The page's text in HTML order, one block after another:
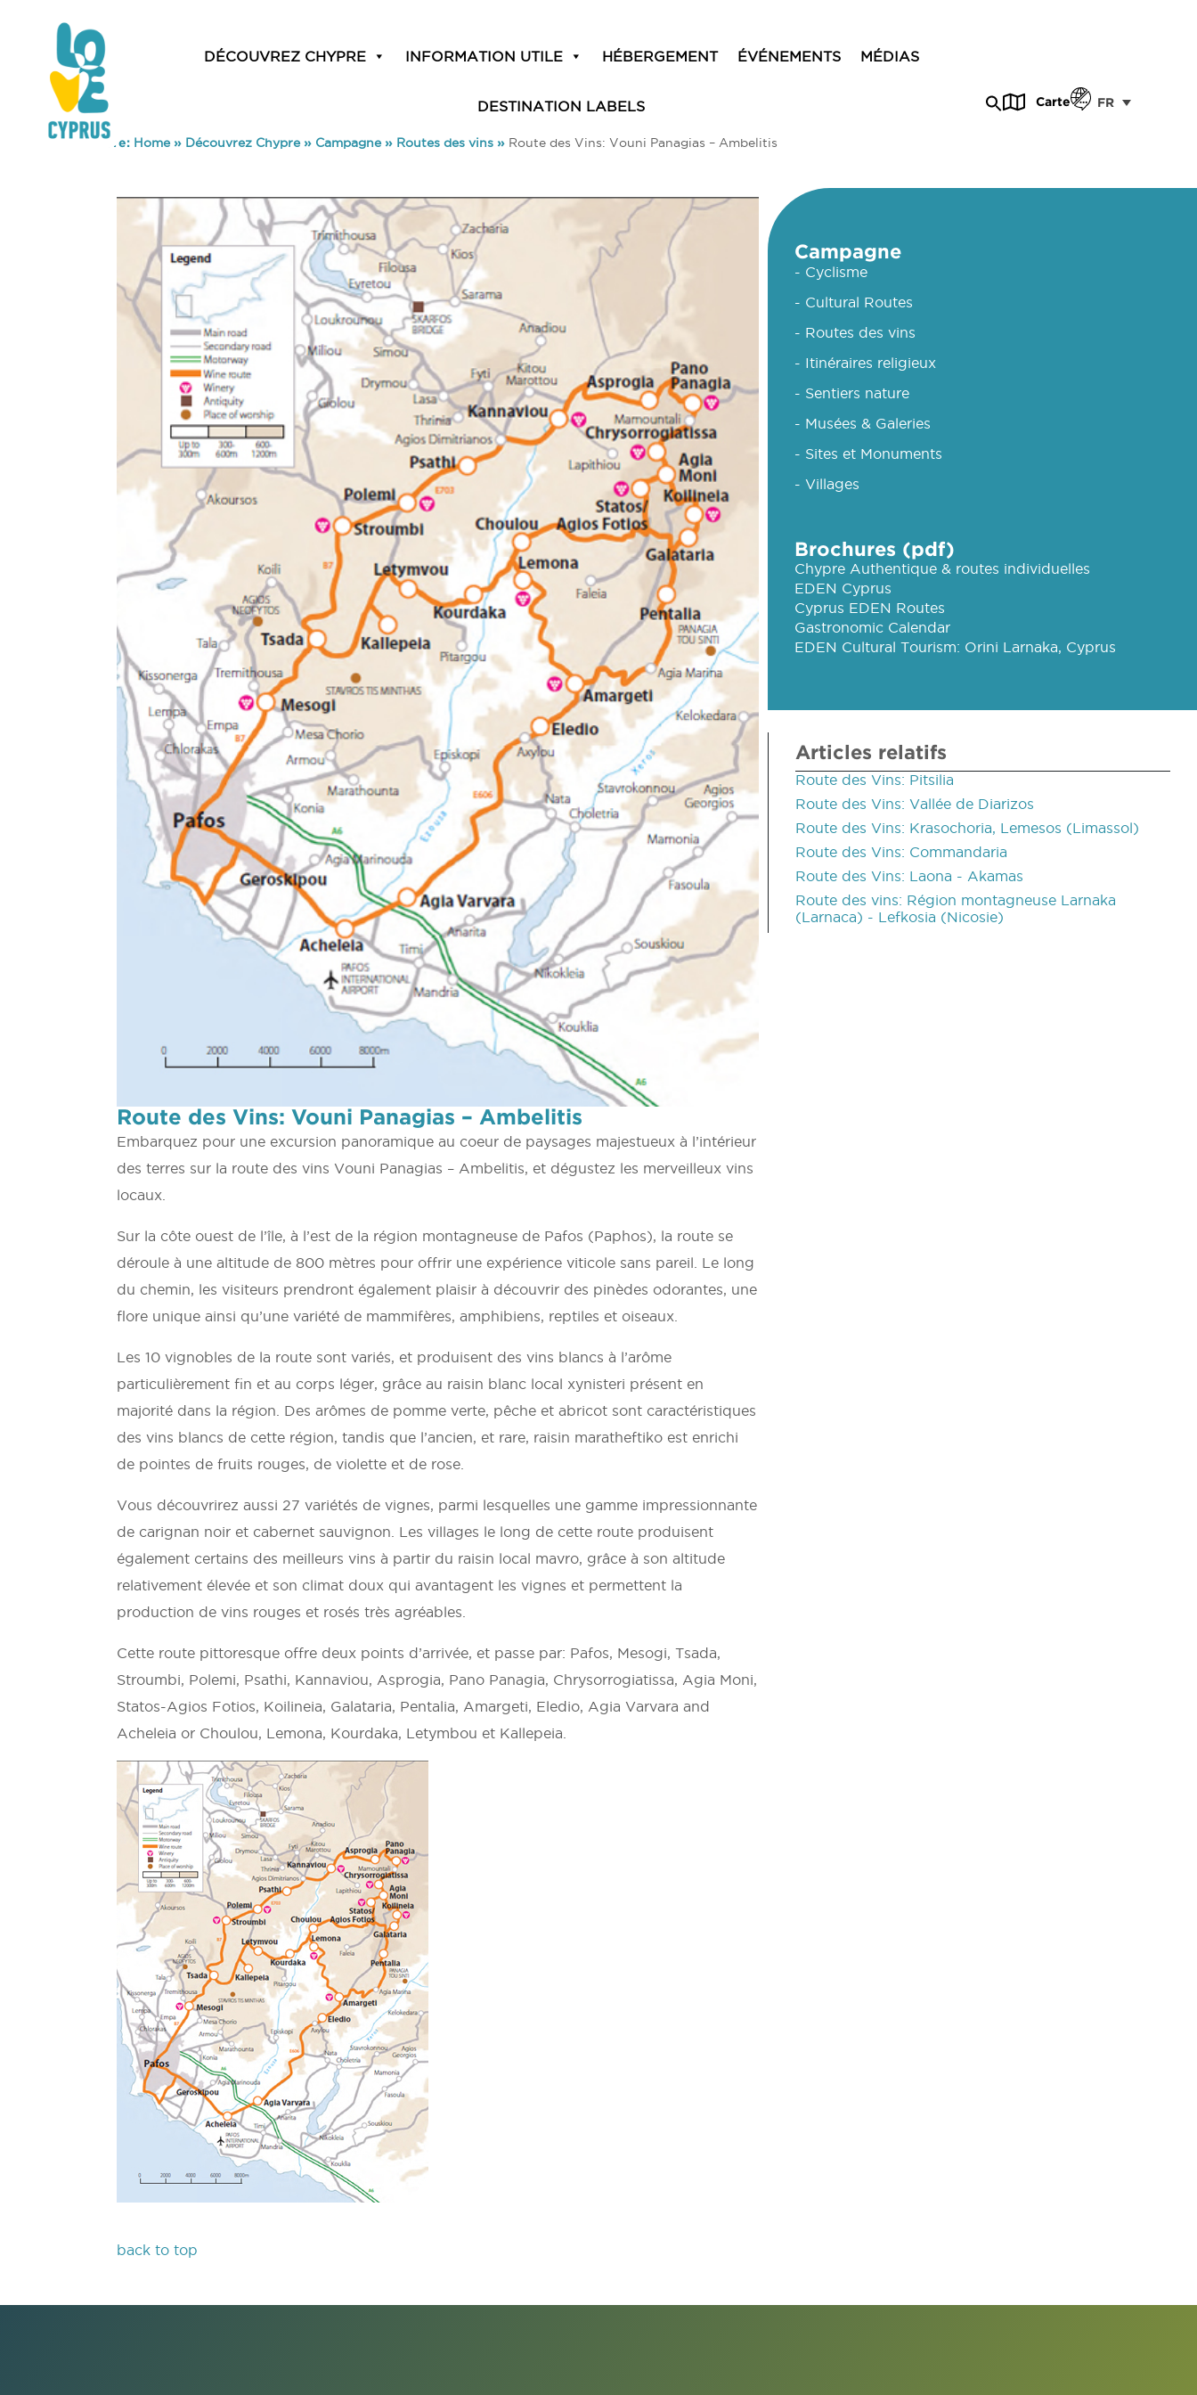
DÉCOUVREZ CHYPRE INFORMATION UTILE HÉBERGEMENT ÉVÉNEMENTS MÉDIAS
DESTINATION LABELS Carte FR
You are here: Home» Découvrez Chypre» Campagne» Routes des vins » Route des Vins: Vouni Panagias – Ambelitis
Route des Vins: Vouni Panagias – Ambelitis
Embarquez pour une excursion panoramique au coeur de paysages majestueux à l’intérieur
des terres sur la route des vins Vouni Panagias – Ambelitis, et dégustez les merveilleux vins
locaux.
Sur la côte ouest de l’île, à l’est de la région montagneuse de Pafos (Paphos), la route se
déroule à une altitude de 800 mètres pour offrir une expérience viticole sans pareil. Le long
du chemin, les visiteurs prendront également plaisir à découvrir des pinèdes odorantes, une
flore unique ainsi qu’une variété de mammifères, amphibiens, reptiles et oiseaux.
Les 10 vignobles de la route sont variés, et produisent des vins blancs à l’arôme
particulièrement fin et au corps léger, grâce au raisin blanc local xynisteri présent en
majorité dans la région. Des arômes de pomme verte, pêche et abricot sont caractéristiques
des vins blancs de cette région, tandis que l’ancien, et rare, raisin maratheftiko est enrichi
de pointes de fruits rouges, de violette et de rose.
Vous découvrirez aussi 27 variétés de vignes, parmi lesquelles une gamme impressionnante
de carignan noir et cabernet sauvignon. Les villages le long de cette route produisent
également certains des meilleurs vins à partir du raisin local mavro, grâce à son altitude
relativement élevée et son climat doux qui avantagent les vignes et permettent la
production de vins rouges et rosés très agréables.
Cette route pittoresque offre deux points d’arrivée, et passe par: Pafos, Mesogi, Tsada,
Stroumbi, Polemi, Psathi, Kannaviou, Asprogia, Pano Panagia, Chrysorrogiatissa, Agia Moni,
Statos-Agios Fotios, Koilineia, Galataria, Pentalia, Amargeti, Eledio, Agia Varvara and
Acheleia or Choulou, Lemona, Kourdaka, Letymbou et Kallepeia.
back to top
Campagne
- Cyclisme
- Cultural Routes
- Routes des vins
- Itinéraires religieux
- Sentiers nature
- Musées & Galeries
- Sites et Monuments
- Villages
Brochures (pdf)
Chypre Authentique & routes individuelles
EDEN Cyprus
Cyprus EDEN Routes
Gastronomic Calendar
EDEN Cultural Tourism: Orini Larnaka, Cyprus
Articles relatifs
Route des Vins: Pitsilia
Route des Vins: Vallée de Diarizos
Route des Vins: Krasochoria, Lemesos (Limassol)
Route des Vins: Commandaria
Route des Vins: Laona - Akamas
Route des vins: Région montagneuse Larnaka
(Larnaca) - Lefkosia (Nicosie)